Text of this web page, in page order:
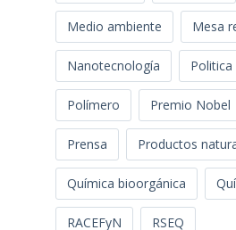
Medio ambiente Mesa
Nanotecnología
Polímero Premio Nobel
Prensa Productos
Química bioorgánica
RACEFyN RSEQ